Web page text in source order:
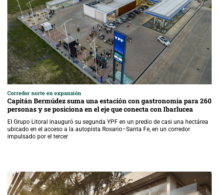
Corredor norte en expansión
Capitán Bermúdez suma una estación con gastronomía para 260
personas y se posiciona en el eje que conecta con Ibarlucea
El Grupo Litoral inauguró su segunda YPF en un predio de casi una hectárea
ubicado en el acceso a la autopista Rosario–Santa Fe, en un corredor
impulsado por el tercer